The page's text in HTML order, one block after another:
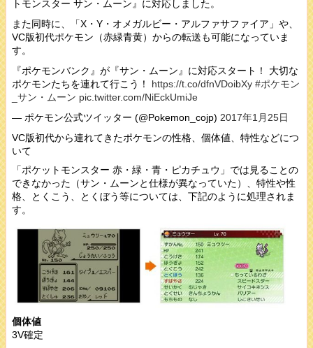
トモンスター サン・ムーン』に対応しました。
また同時に、「X・Y・オメガルビー・アルファサファイア」や、
VC版初代ポケモン（赤緑青黄）からの転送も可能になっていま
す。
『ポケモンバンク』が『サン・ムーン』に対応スタート！ 大切な
ポケモンたちを連れて行こう！ https://t.co/dfnVDoibXy #ポケモン
_サン・ムーン pic.twitter.com/NiEckUmiJe
— ポケモン公式ツイッター (@Pokemon_cojp) 2017年1月25日
VC版初代から連れてきたポケモンの性格、個体値、特性などにつ
いて
「ポケットモンスター 赤・緑・青・ピカチュウ」では見ることの
できなかった（サン・ムーンと仕様が異なっていた）、特性や性
格、とくこう、とくぼう等については、下記のように処理されま
す。
個体値
3V確定